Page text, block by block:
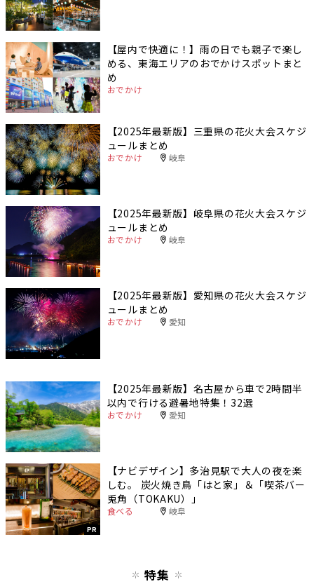
【屋内で快適に！】雨の日でも親子で楽し
める、東海エリアのおでかけスポットまと
め
おでかけ
【2025年最新版】三重県の花火大会スケジ
ュールまとめ
おでかけ 岐阜
【2025年最新版】岐阜県の花火大会スケジ
ュールまとめ
おでかけ 岐阜
【2025年最新版】愛知県の花火大会スケジ
ュールまとめ
おでかけ 愛知
【2025年最新版】名古屋から車で2時間半
以内で行ける避暑地特集！32選
おでかけ 愛知
PR
【ナビデザイン】多治見駅で大人の夜を楽
しむ。 炭火焼き鳥「はと家」＆「喫茶バー
兎角（TOKAKU）」
食べる 岐阜
特集